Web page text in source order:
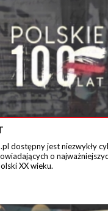
dostępny jest niezwykły
o
XX wieku.